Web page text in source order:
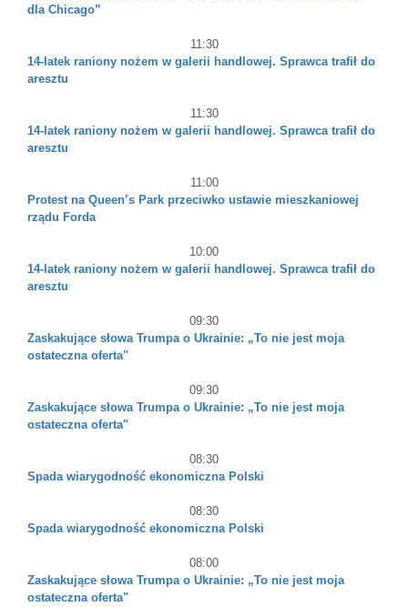
dla Chicago”
11:30
14-latek raniony nożem w galerii handlowej. Sprawca trafił do
aresztu
11:30
14-latek raniony nożem w galerii handlowej. Sprawca trafił do
aresztu
11:00
Protest na Queen’s Park przeciwko ustawie mieszkaniowej
rządu Forda
10:00
14-latek raniony nożem w galerii handlowej. Sprawca trafił do
aresztu
09:30
Zaskakujące słowa Trumpa o Ukrainie: „To nie jest moja
ostateczna oferta"
09:30
Zaskakujące słowa Trumpa o Ukrainie: „To nie jest moja
ostateczna oferta"
08:30
Spada wiarygodność ekonomiczna Polski
08:30
Spada wiarygodność ekonomiczna Polski
08:00
Zaskakujące słowa Trumpa o Ukrainie: „To nie jest moja
ostateczna oferta"